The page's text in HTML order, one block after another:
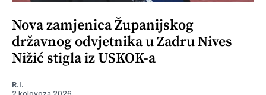
Nova zamjenica Županijskog
državnog odvjetnika u Zadru Nives
Nižić stigla iz USKOK-a
R.I.